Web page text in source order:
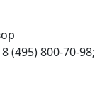
8 (495) 800-70-98;